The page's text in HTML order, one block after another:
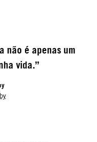
não é apenas um
vida.”